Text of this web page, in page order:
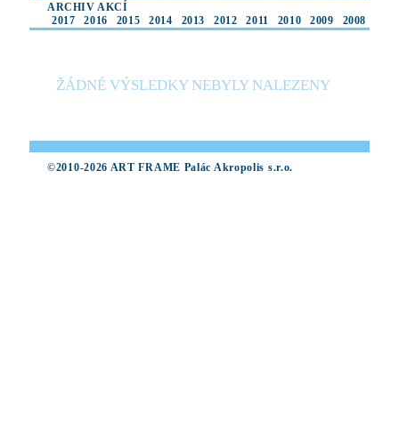
ARCHIV AKCÍ
2017
2016 2015 2014 2013 2012 2011 2010 2009 2008
ŽÁDNÉ VÝSLEDKY NEBYLY NALEZENY
©2010-2026 ART FRAME Palác Akropolis s.r.o.